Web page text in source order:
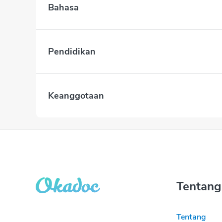
Bahasa
Pendidikan
Keanggotaan
Tentang